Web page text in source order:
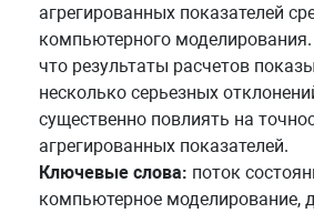
агрегированных показателей
компьютерного
что результаты расчетов
несколько серьезных
существенно повлиять на
агрегированных показателей.
Ключевые слова: поток
компьютерное моделирование,